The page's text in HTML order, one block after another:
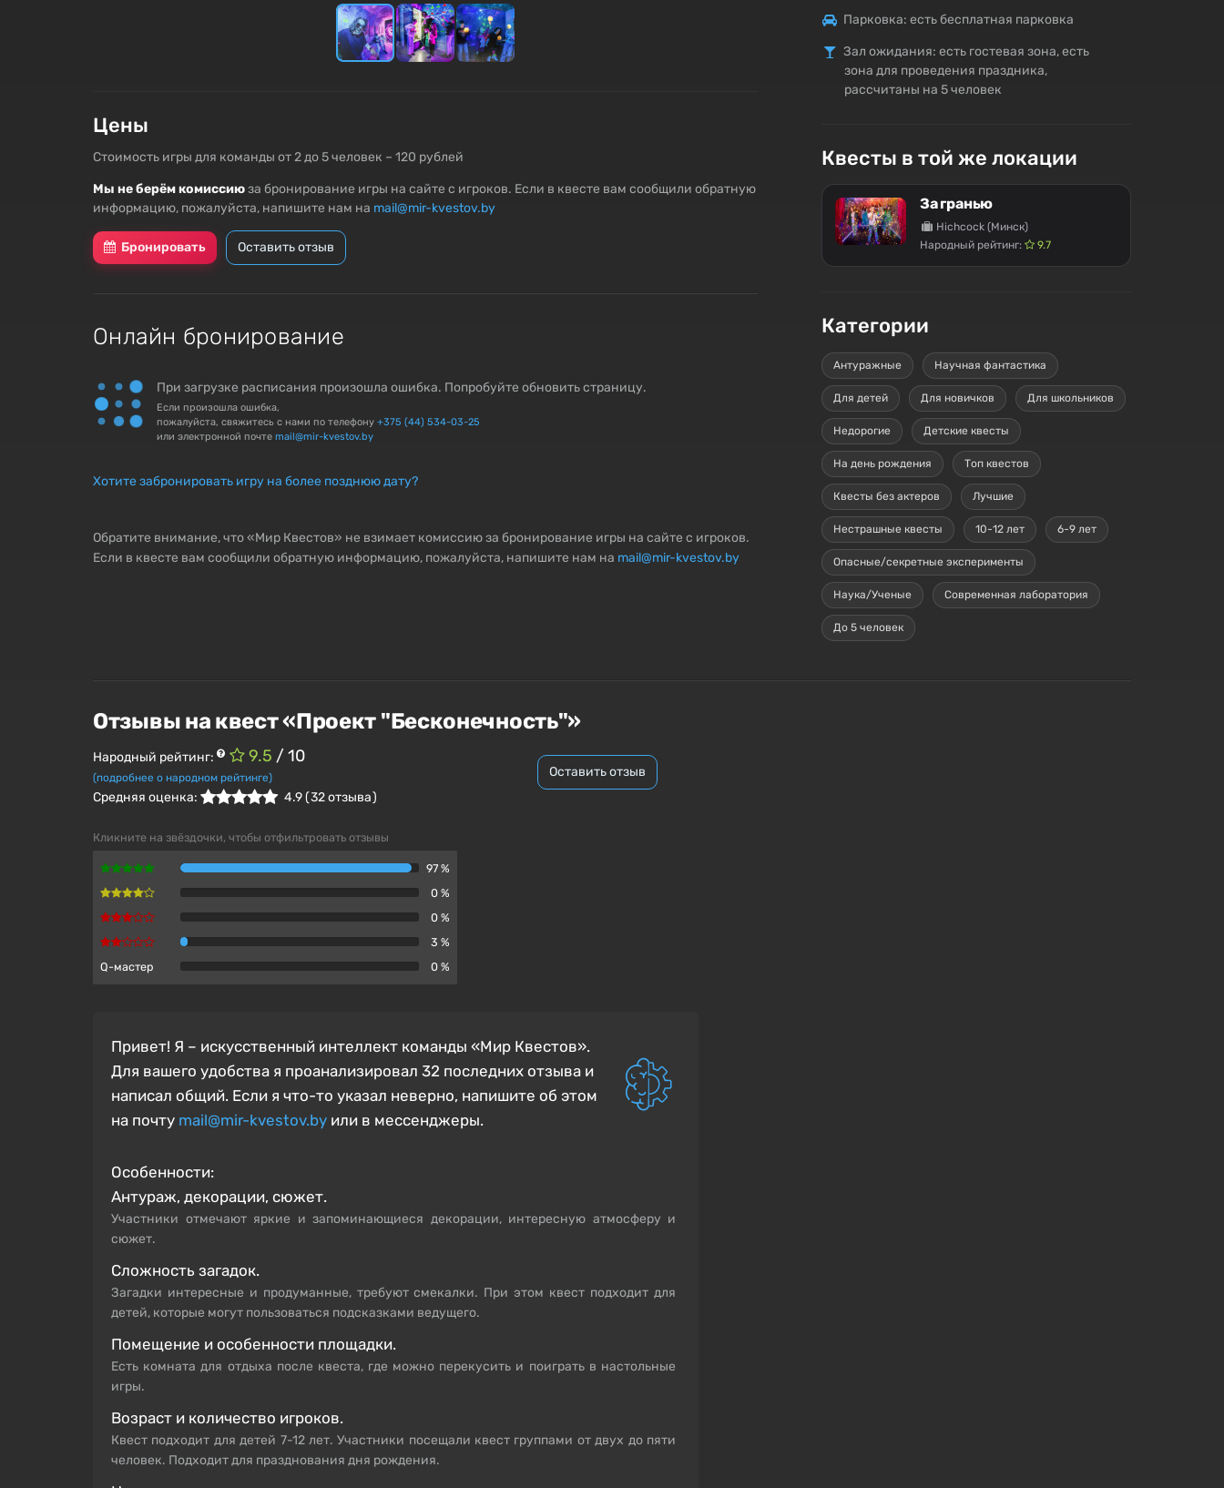
Парковка: есть бесплатная парковка
Зал ожидания: есть гостевая зона, есть
зона для проведения праздника,
рассчитаны на 5 человек
Квесты в той же локации
За гранью
Hichcock (Минск)
Народный рейтинг:
9.7
Категории
Антуражные Научная фантастика
Для детей Для новичков Для школьников
Недорогие Детские квесты
На день рождения Топ квестов
Квесты без актеров Лучшие
Нестрашные квесты 10-12 лет 6-9 лет
Опасные/секретные эксперименты
Наука/Ученые Современная лаборатория
До 5 человек
Цены
Стоимость игры для команды от 2 до 5 человек – 120 рублей
Мы не берём комиссиюза бронирование игры на сайте с игроков. Если в квесте вам сообщили обратную
информацию, пожалуйста, напишите нам на mail@mir-kvestov.by
Бронировать Оставить отзыв
Онлайн бронирование
При загрузке расписания произошла ошибка. Попробуйте обновить страницу.
Если произошла ошибка,
пожалуйста, свяжитесь с нами по телефону +375 (44) 534-03-25
или электронной почте mail@mir-kvestov.by
Хотите забронировать игру на более позднюю дату?
Обратите внимание, что «Мир Квестов» не взимает комиссию за бронирование игры на сайте с игроков.
Если в квесте вам сообщили обратную информацию, пожалуйста, напишите нам на mail@mir-kvestov.by
Отзывы на квест «Проект "Бесконечность"»
Народный рейтинг: 9.5 / 10
(подробнее о народном рейтинге)
Средняя оценка: 4.9(32отзыва )
Кликните на звёздочки, чтобы отфильтровать отзывы
97 %
0 %
0 %
3 %
Q-мастер
0 %
Оставить отзыв
Привет! Я – искусственный интеллект команды «Мир Квестов».
Для вашего удобства я проанализировал 32 последних отзыва и
написал общий. Если я что-то указал неверно, напишите об этом
на почту mail@mir-kvestov.by или в мессенджеры.
Особенности:
Антураж, декорации, сюжет.
Участники отмечают яркие и запоминающиеся декорации, интересную атмосферу и
сюжет.
Сложность загадок.
Загадки интересные и продуманные, требуют смекалки. При этом квест подходит для
детей, которые могут пользоваться подсказками ведущего.
Помещение и особенности площадки.
Есть комната для отдыха после квеста, где можно перекусить и поиграть в настольные
игры.
Возраст и количество игроков.
Квест подходит для детей 7-12 лет. Участники посещали квест группами от двух до пяти
человек. Подходит для празднования дня рождения.